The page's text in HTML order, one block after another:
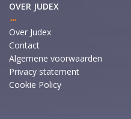
OVER JUDEX
Over Judex
Contact
Algemene voorwaarden
Privacy statement
Cookie Policy